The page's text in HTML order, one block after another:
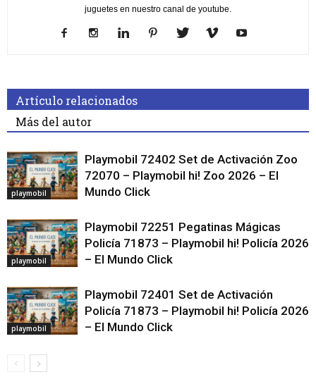
juguetes en nuestro canal de youtube.
Artículo relacionados
Más del autor
playmobil
Playmobil 72402 Set de Activación Zoo
72070 – Playmobil hi! Zoo 2026 – El
Mundo Click
playmobil
Playmobil 72251 Pegatinas Mágicas
Policía 71873 – Playmobil hi! Policía 2026
– El Mundo Click
playmobil
Playmobil 72401 Set de Activación
Policía 71873 – Playmobil hi! Policía 2026
– El Mundo Click